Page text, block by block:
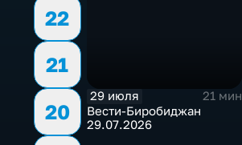
22
21
20
29 июля
21 мин
Вести-Биробиджан
29.07.2026